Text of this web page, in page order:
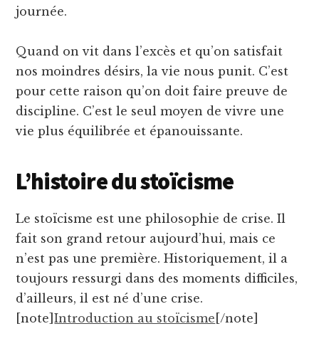
journée.
Quand on vit dans l’excès et qu’on satisfait
nos moindres désirs, la vie nous punit. C’est
pour cette raison qu’on doit faire preuve de
discipline. C’est le seul moyen de vivre une
vie plus équilibrée et épanouissante.
L’histoire du stoïcisme
Le stoïcisme est une philosophie de crise. Il
fait son grand retour aujourd’hui, mais ce
n’est pas une première. Historiquement, il a
toujours ressurgi dans des moments difficiles,
d’ailleurs, il est né d’une crise.
[note]Introduction au stoïcisme [/note]